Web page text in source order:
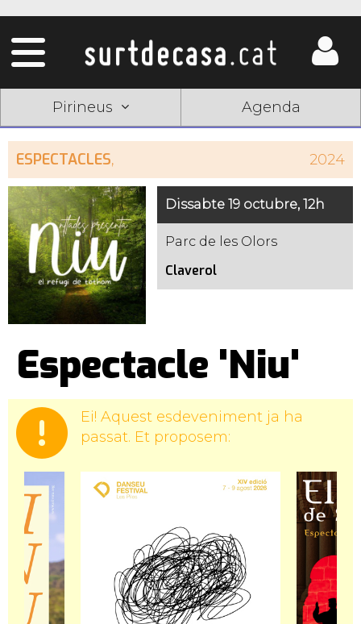
Pirineus Agenda
ESPECTACLES, 2024
Dissabte 19 octubre, 12h
Parc de les Olors
Claverol
Espectacle 'Niu'
Ei! Aquest esdeveniment ja ha
passat. Et proposem: